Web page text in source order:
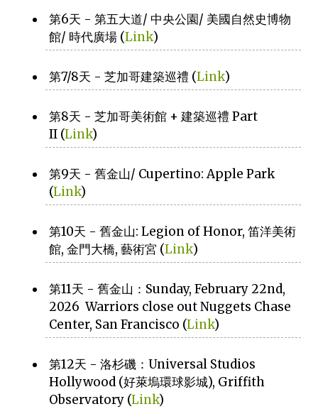
第6天 - 第五大道/ 中央公園/ 美國自然史博物
館/ 時代廣場 (Link)
第7/8天 - 芝加哥建築巡禮 (Link)
第8天 - 芝加哥美術館 + 建築巡禮 Part
II (Link)
第9天 - 舊金山/ Cupertino: Apple Park
(Link)
第10天 - 舊金山: Legion of Honor, 笛洋美術
館, 金門大橋, 藝術宮 (Link)
第11天 - 舊金山：Sunday, February 22nd,
2026 Warriors close out Nuggets Chase
Center, San Francisco (Link)
第12天 - 洛杉磯：Universal Studios
Hollywood (好萊塢環球影城), Griffith
Observatory (Link)